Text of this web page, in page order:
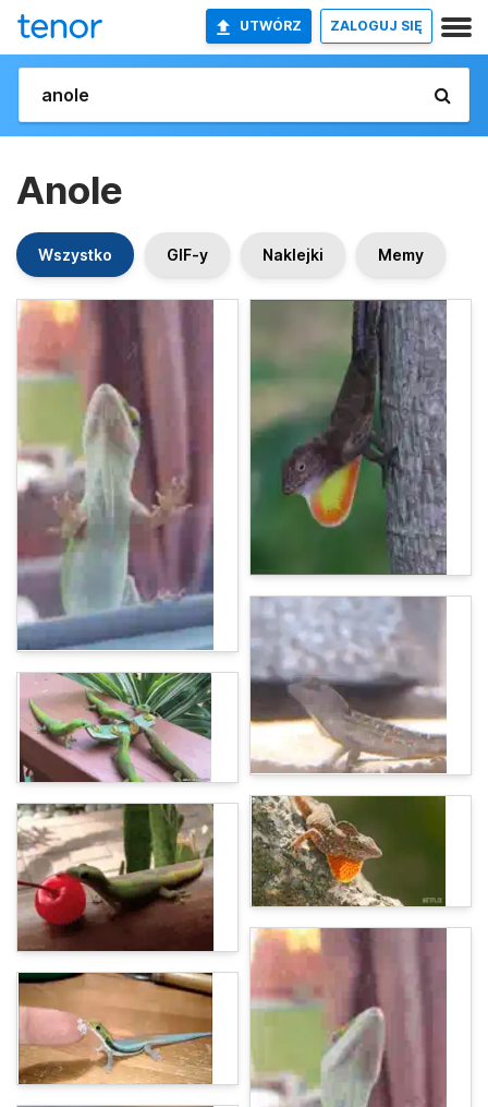
UTWÓRZ ZALOGUJ SIĘ
Anole
Wszystko GIF-y Naklejki Memy